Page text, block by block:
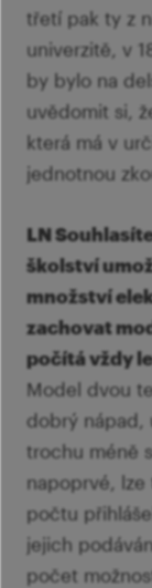
třetí pak ty z
univerzitě, v
by bylo na
uvědomit si,
která má v
jednotnou
LN
školství
množství
zachovat
počítá vždy
Model dvou
dobrý nápad,
trochu méně
napoprvé,
počtu
jejich
počet